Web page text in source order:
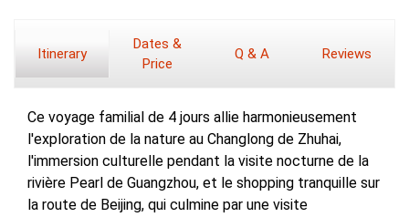
Itinerary
Dates &
Price
Q & A Reviews
Ce voyage familial de 4 jours allie harmonieusement
l'exploration de la nature au Changlong de Zhuhai,
l'immersion culturelle pendant la visite nocturne de la
rivière Pearl de Guangzhou, et le shopping tranquille sur
la route de Beijing, qui culmine par une visite